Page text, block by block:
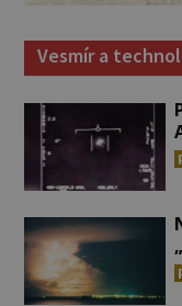
Vesmír a